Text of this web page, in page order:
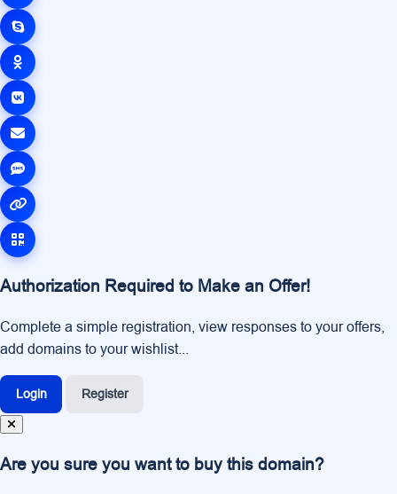
Authorization Required to Make an Offer!
Complete a simple registration, view responses to your offers,
add domains to your wishlist...
Login Register
Are you sure you want to buy this domain?